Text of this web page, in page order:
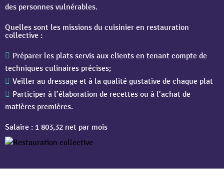
des personnes vulnérables.
Quelles sont les missions du cuisinier en restauration
collective :
Préparer les plats servis aux clients en tenant compte de
techniques culinaires précises;
Veiller au dressage et à la qualité gustative de chaque plat
Participer à l’élaboration de recettes ou à l’achat de
matières premières.
Salaire : 1 803,32 net par mois